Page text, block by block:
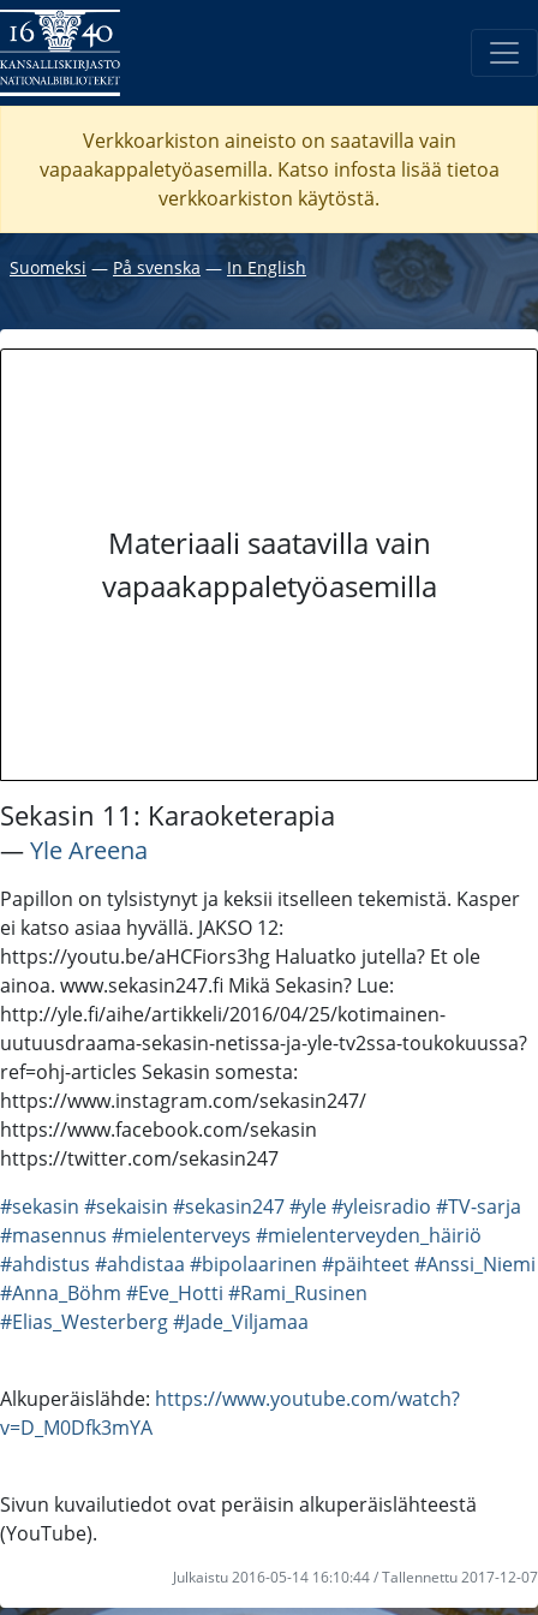
Verkkoarkiston aineisto on saatavilla vain
vapaakappaletyöasemilla. Katso infosta lisää tietoa
verkkoarkiston käytöstä.
Suomeksi ― På svenska ― In English
Materiaali saatavilla vain
vapaakappaletyöasemilla
Sekasin 11: Karaoketerapia
―Yle Areena
Papillon on tylsistynyt ja keksii itselleen tekemistä. Kasper
ei katso asiaa hyvällä. JAKSO 12:
https://youtu.be/aHCFiors3hg Haluatko jutella? Et ole
ainoa. www.sekasin247.fi Mikä Sekasin? Lue:
http://yle.fi/aihe/artikkeli/2016/04/25/kotimainen-
uutuusdraama-sekasin-netissa-ja-yle-tv2ssa-toukokuussa?
ref=ohj-articles Sekasin somesta:
https://www.instagram.com/sekasin247/
https://www.facebook.com/sekasin
https://twitter.com/sekasin247
#sekasin #sekaisin #sekasin247#yle#yleisradio #TV-sarja
#masennus #mielenterveys #mielenterveyden_häiriö
#ahdistus #ahdistaa #bipolaarinen #päihteet#Anssi_Niemi
#Anna_Böhm #Eve_Hotti #Rami_Rusinen
#Elias_Westerberg#Jade_Viljamaa
Alkuperäislähde: https://www.youtube.com/watch?
v=D_M0Dfk3mYA
Sivun kuvailutiedot ovat peräisin alkuperäislähteestä
(YouTube).
Julkaistu 2016-05-14 16:10:44 / Tallennettu 2017-12-07